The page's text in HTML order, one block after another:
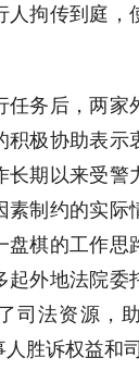
人拘传到庭，
务后，两家
积极协助表示
期以来受警
素制约的实际
盘棋的工作思
起外地法院委
司法资源，
胜诉权益和